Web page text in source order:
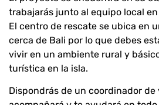
trabajarás junto al equipo local
El centro de rescate se ubica en
cerca de Bali por lo que debes
vivir en un ambiente rural y
turística en la isla.
Dispondrás de un coordinador